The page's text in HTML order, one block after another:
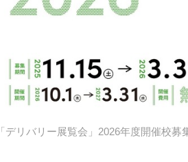
「デリバリー展覧会」2026年度開催校募